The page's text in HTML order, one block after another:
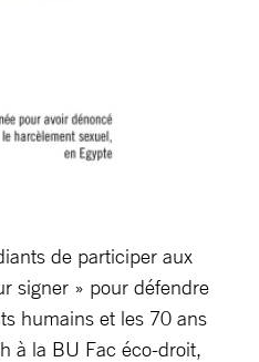
de participer aux
signer » pour défendre
humains et les 70 ans
à la BU Fac éco-droit,